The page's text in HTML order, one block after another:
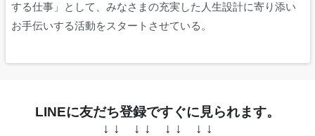
する仕事」として、みなさまの充実した人生設計に寄り添い
お手伝いする活動をスタートさせている。
LINEに友だち登録ですぐに見られます。
↓ ↓ ↓ ↓ ↓ ↓ ↓ ↓